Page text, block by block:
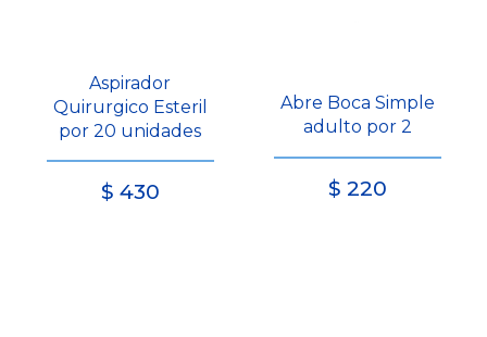
Aspirador
Quirurgico Esteril
por 20 unidades
$ 430
Abre Boca Simple
adulto por 2
$ 220